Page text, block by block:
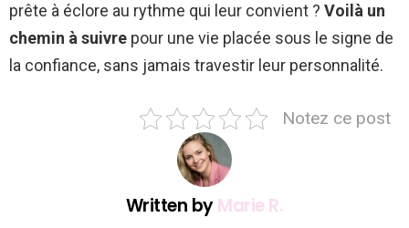
prête à éclore au rythme qui leur convient ? Voilà un
chemin à suivre pour une vie placée sous le signe de
la confiance, sans jamais travestir leur personnalité.
Notez ce post
Written byMarie R.